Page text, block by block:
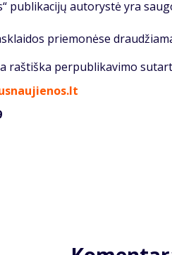
publikacijų autorystė yra
priemonėse
raštiška perpublikavimo